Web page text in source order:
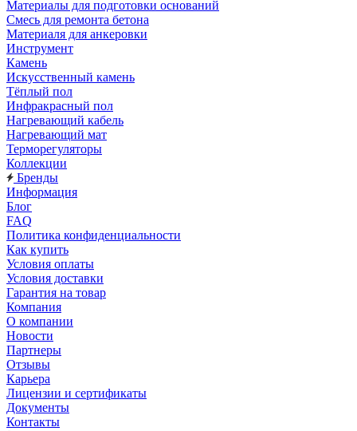
Материалы для подготовки оснований
Смесь для ремонта бетона
Материаля для анкеровки
Инструмент
Камень
Искусственный камень
Тёплый пол
Инфракрасный пол
Нагревающий кабель
Нагревающий мат
Терморегуляторы
Коллекции
Бренды
Информация
Блог
FAQ
Политика конфиденциальности
Как купить
Условия оплаты
Условия доставки
Гарантия на товар
Компания
О компании
Новости
Партнеры
Отзывы
Карьера
Лицензии и сертификаты
Документы
Контакты